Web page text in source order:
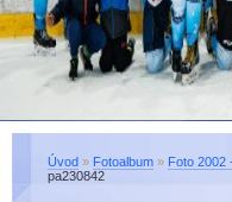
Úvod » Fotoalbum » Foto 2002
pa230842